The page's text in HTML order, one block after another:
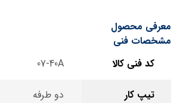
معرفی محصول
مشخصات فنی
کد فنی کالا
07-40A
تیپ کار دو طرفه